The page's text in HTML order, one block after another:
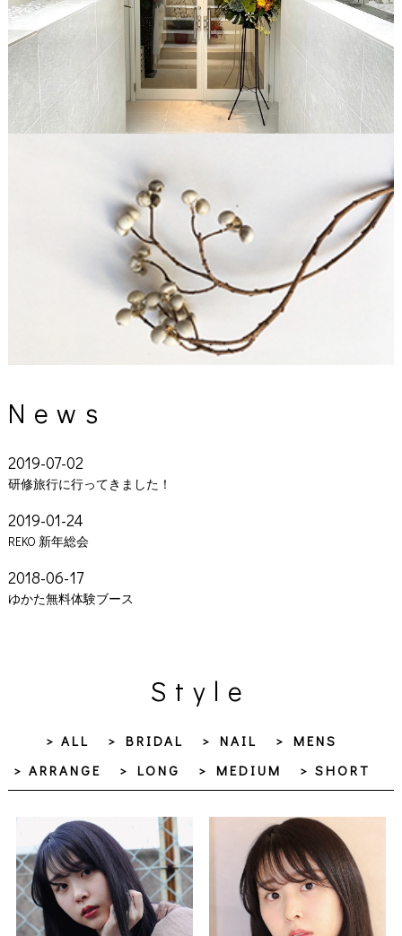
News
2019-07-02
研修旅行に行ってきました！
2019-01-24
REKO 新年総会
2018-06-17
ゆかた無料体験ブース
Style
> ALL > BRIDAL > NAIL
> MENS
> ARRANGE
> LONG > MEDIUM > SHORT